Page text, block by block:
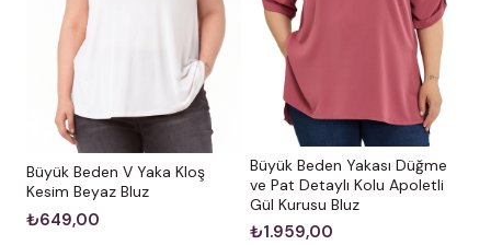
Yıkama:
Ürünün formunu ve dokusunu uzun süre
koruması için çamaşır makinesinde 30°C’de
yıkanması tavsiye edilir.
Renk Notu:
Stüdyo çekimlerinde renkler, ışık
farklılığından dolayı küçük ton değişiklikleri
gösterebilir.
Büyük Beden V Yaka Kloş
Kesim Beyaz Bluz
₺649,00
Büyük Beden Yakası Düğme
ve Pat Detaylı Kolu Apoletli
Gül Kurusu Bluz
₺1.959,00